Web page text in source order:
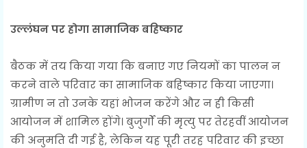
उल्लंघन पर होगा सामाजिक बहिष्कार
बैठक में तय किया गया कि बनाए गए नियमों का पालन न
करने वाले परिवार का सामाजिक बहिष्कार किया जाएगा।
ग्रामीण न तो उनके यहां भोजन करेंगे और न ही किसी
आयोजन में शामिल होंगे। बुजुर्गों की मृत्यु पर तेरहवीं आयोजन
की अनुमति दी गई है, लेकिन यह पूरी तरह परिवार की इच्छा